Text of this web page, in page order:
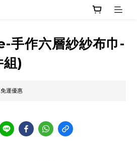
作六層紗紗布巾-
)
運優惠